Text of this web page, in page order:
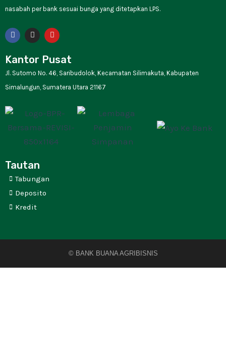
nasabah per bank sesuai bunga yang ditetapkan LPS.
F
a
c
b
o
o
k
I
n
s
a
r
a
m
Y
o
u
u
b
e
Kantor Pusat
Jl. Sutomo No. 46, Saribudolok, Kecamatan Silimakuta, Kabupaten
Simalungun, Sumatera Utara 21167
Tautan
Tabungan
Deposito
Kredit
©️ BANK BUANA AGRIBISNIS